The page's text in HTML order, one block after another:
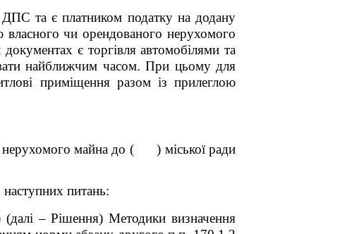
та є платником податку на додану
власного чи орендованого нерухомого
є торгівля автомобілями та
найближчим часом. При цьому для
приміщення разом із прилеглою
нерухомого майна до ( ) міської ради
питань:
– Рішення) Методики визначення